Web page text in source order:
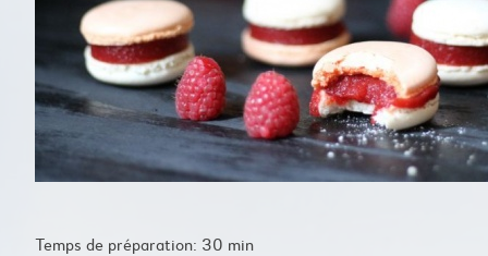
Temps de préparation: 30 min